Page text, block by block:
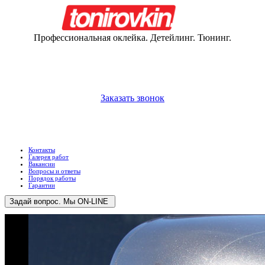
Профессиональная оклейка. Детейлинг. Тюнинг.
Заказать звонок
Контакты
Галерея работ
Вакансии
Вопросы и ответы
Порядок работы
Гарантии